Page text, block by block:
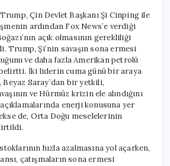
Çin Devlet Başkanı Şi Cinping ile
ardından Fox News’e verdiği
açık olmasının gerekliliği
Trump, Şi’nin savaşın sona ermesi
ve daha fazla Amerikan petrolü
belirtti. İki liderin cuma günü bir araya
Saray’dan bir yetkili,
ve Hürmüz krizin ele alındığını
enerji konusuna yer
de, Orta Doğu meselelerinin
hızla azalmasına yol açarken,
çatışmaların sona ermesi